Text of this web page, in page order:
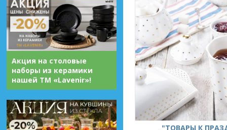
Акция на столовые
наборы из керамики
нашей ТМ «Lavenir»!
"ТОВАРЫ К